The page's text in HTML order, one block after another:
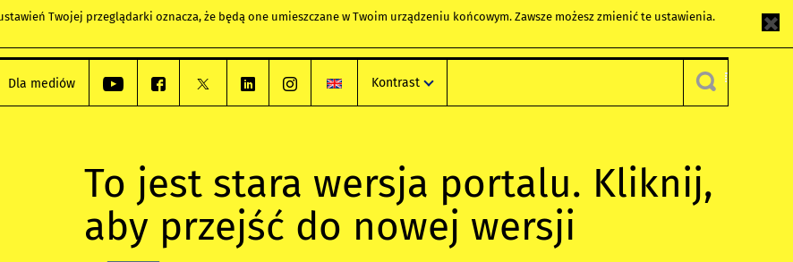
Twojej przeglądarki oznacza, że będą one umieszczane w Twoim urządzeniu końcowym. Zawsze możesz zmienić te ustawienia.
Dla mediów Kontrast
To jest stara wersja portalu. Kliknij,
aby przejść do nowej wersji